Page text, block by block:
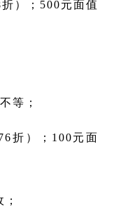
）；500元面值
等；
折）；100元面